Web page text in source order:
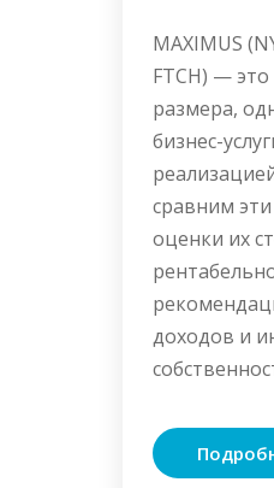
MAXIMUS
FTCH) —
размера,
бизнес-
сравним
оценки их
доходов и